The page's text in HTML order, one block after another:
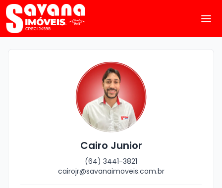
Cairo Junior
(64) 3441-3821
cairojr@savanaimoveis.com.br